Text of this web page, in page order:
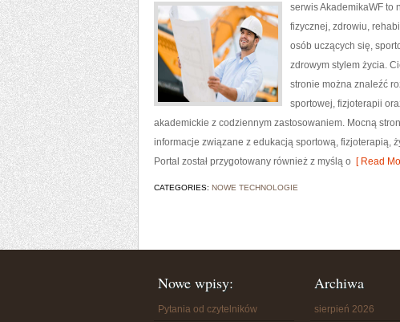
serwis AkademikaWF to
fizycznej, zdrowiu,
osób uczących się,
zdrowym stylem życia.
stronie można znaleźć
sportowej, fizjoterapii
akademickie z codziennym zastosowaniem. Mocną
informacje związane z edukacją sportową, fizjoterapią,
Portal został przygotowany również z myślą o [ Read
CATEGORIES: NOWE TECHNOLOGIE
Nowe wpisy:
Pytania od czytelników
Archiwa
sierpień 2026